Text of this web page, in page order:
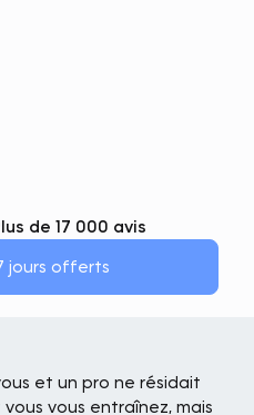
de 17 000 avis
jours offerts
et un pro ne résidait
vous entraînez, mais